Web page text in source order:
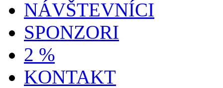
NÁVŠTEVNÍCI
SPONZORI
2 %
KONTAKT